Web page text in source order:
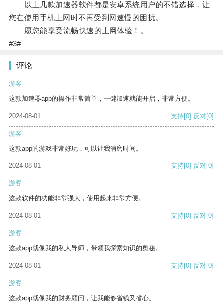
以上几款加速器软件都是安卓系统用户的不错选择，让
您在使用手机上网时不再受到网速慢的困扰。
愿您能享受流畅快速的上网体验！。
#3#
评论
游客
这款加速器app的操作非常简单，一键加速就能开启，非常方便。
2024-08-01 支持[0] 反对[0]
游客
这款app的游戏非常好玩，可以让我消磨时间。
2024-08-01 支持[0] 反对[0]
游客
这款软件的功能非常强大，使用起来非常方便。
2024-08-01 支持[0] 反对[0]
游客
这款app就像我的私人导师，带领我探索知识的奥秘。
2024-08-01 支持[0] 反对[0]
游客
这款app就像我的财务顾问，让我能够省钱又省心。